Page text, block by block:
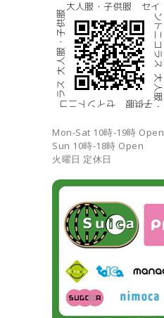
Mon-Sat 10時-19時 Open
Sun 10時-18時 Open
火曜日 定休日